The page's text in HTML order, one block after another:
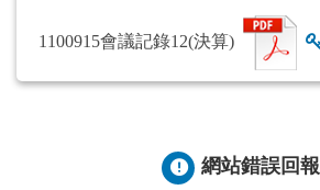
1100915會議記錄12(決算)
網站錯誤回報